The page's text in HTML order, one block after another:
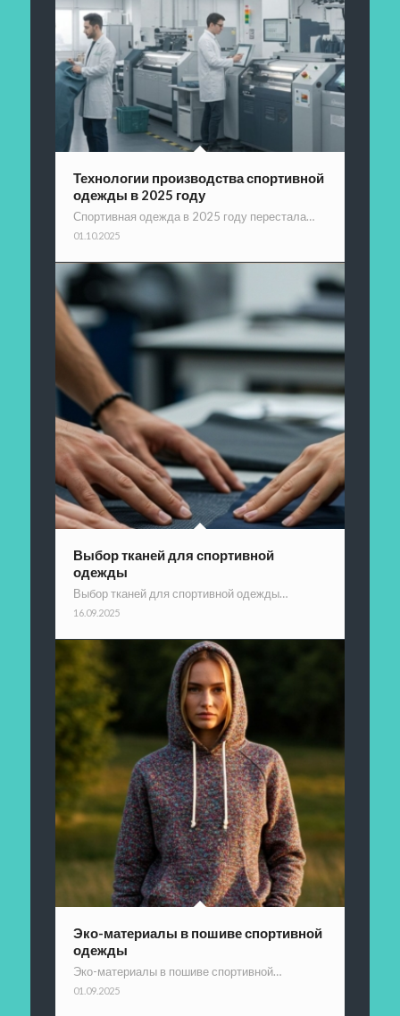
Технологии производства спортивной
одежды в 2025 году
Спортивная одежда в 2025 году перестала…
01.10.2025
Выбор тканей для спортивной
одежды
Выбор тканей для спортивной одежды…
16.09.2025
Эко-материалы в пошиве спортивной
одежды
Эко-материалы в пошиве спортивной…
01.09.2025